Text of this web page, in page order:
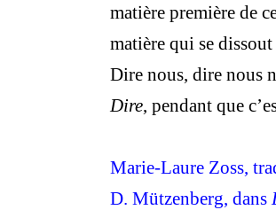
matière première de
matière qui se dissout
Dire nous, dire nous
Dire, pendant que
Marie-Laure Zoss,
D. Mützenberg, dans